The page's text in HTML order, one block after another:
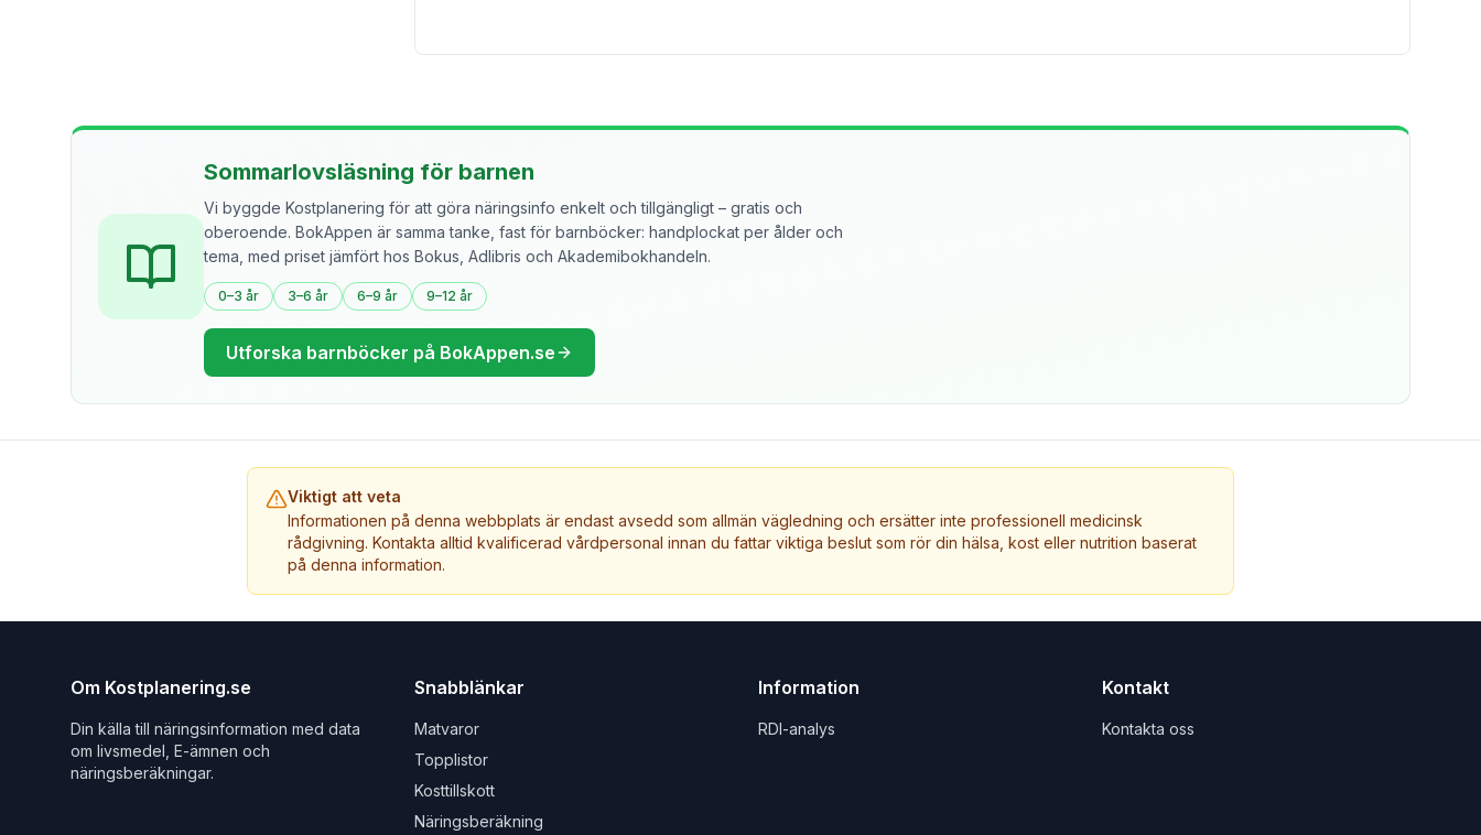
Sommarlovsläsning för barnen
Vi byggde Kostplanering för att göra näringsinfo enkelt och tillgängligt – gratis och
oberoende. BokAppen är samma tanke, fast för barnböcker: handplockat per ålder och
tema, med priset jämfört hos Bokus, Adlibris och Akademibokhandeln.
0–3 år 3–6 år 6–9 år 9–12 år
Utforska barnböcker på BokAppen.se
Viktigt att veta
Informationen på denna webbplats är endast avsedd som allmän vägledning och ersätter inte professionell medicinsk
rådgivning. Kontakta alltid kvalificerad vårdpersonal innan du fattar viktiga beslut som rör din hälsa, kost eller nutrition baserat
på denna information.
Om Kostplanering.se
Din källa till näringsinformation med data
om livsmedel, E-ämnen och
näringsberäkningar.
Snabblänkar
Matvaror
Topplistor
Kosttillskott
Näringsberäkning
Information
RDI-analys
Kontakt
Kontakta oss